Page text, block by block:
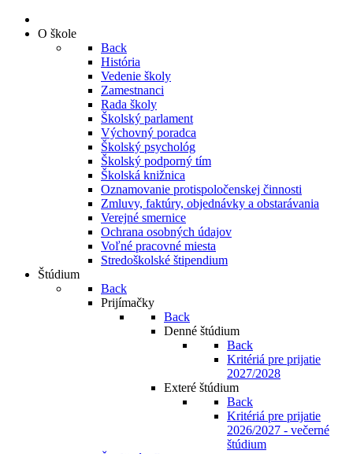
O škole
Back
História
Vedenie školy
Zamestnanci
Rada školy
Školský parlament
Výchovný poradca
Školský psychológ
Školský podporný tím
Školská knižnica
Oznamovanie protispoločenskej činnosti
Zmluvy, faktúry, objednávky a obstarávania
Verejné smernice
Ochrana osobných údajov
Voľné pracovné miesta
Stredoškolské štipendium
Štúdium
Back
Prijímačky
Back
Denné štúdium
Back
Kritériá pre prijatie
2027/2028
Exteré štúdium
Back
Kritériá pre prijatie
2026/2027 - večerné
štúdium